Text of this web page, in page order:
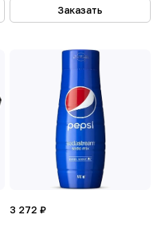
Заказать
3 272 ₽